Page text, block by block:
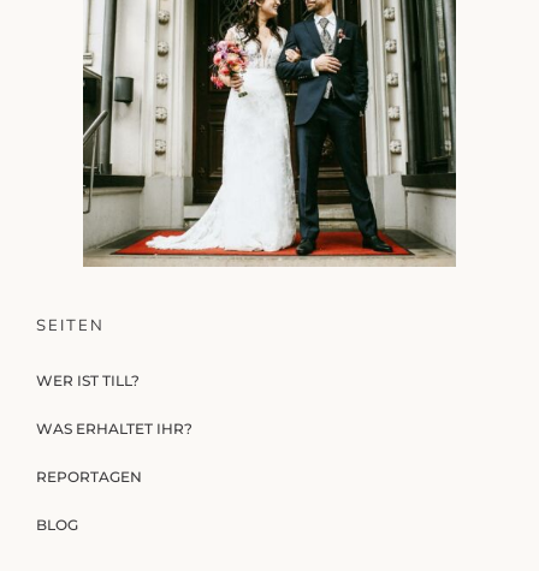
SEITEN
WER IST TILL?
WAS ERHALTET IHR?
REPORTAGEN
BLOG